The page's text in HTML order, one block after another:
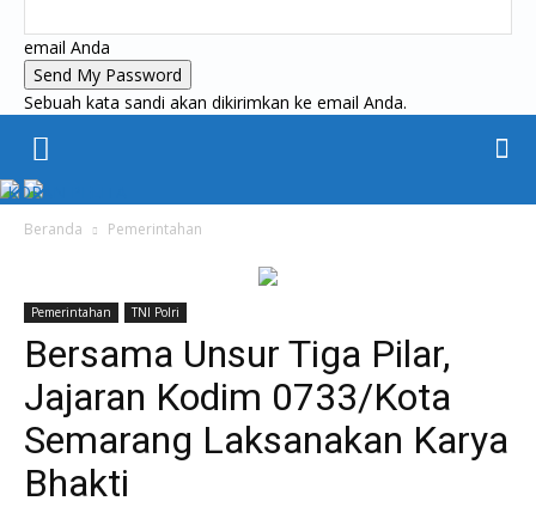
email Anda
Sebuah kata sandi akan dikirimkan ke email Anda.
KORAN PELITA
Beranda Pemerintahan
Pemerintahan TNI Polri
Bersama Unsur Tiga Pilar,
Jajaran Kodim 0733/Kota
Semarang Laksanakan Karya
Bhakti